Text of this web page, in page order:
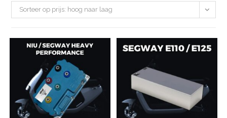
Sorteer op prijs: hoog naar laag